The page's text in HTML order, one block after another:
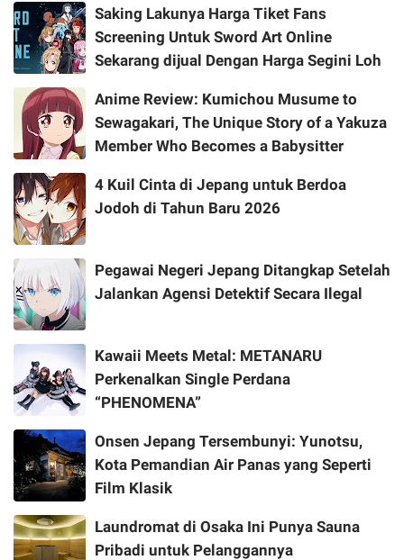
Saking Lakunya Harga Tiket Fans
Screening Untuk Sword Art Online
Sekarang dijual Dengan Harga Segini Loh
Anime Review: Kumichou Musume to
Sewagakari, The Unique Story of a Yakuza
Member Who Becomes a Babysitter
4 Kuil Cinta di Jepang untuk Berdoa
Jodoh di Tahun Baru 2026
Pegawai Negeri Jepang Ditangkap Setelah
Jalankan Agensi Detektif Secara Ilegal
Kawaii Meets Metal: METANARU
Perkenalkan Single Perdana
“PHENOMENA”
Onsen Jepang Tersembunyi: Yunotsu,
Kota Pemandian Air Panas yang Seperti
Film Klasik
Laundromat di Osaka Ini Punya Sauna
Pribadi untuk Pelanggannya